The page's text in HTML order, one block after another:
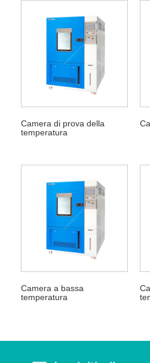
Camera di prova della
temperatura
Camera a bassa
temperatura